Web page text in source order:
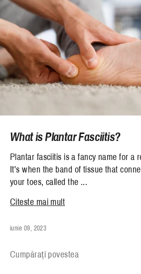
What is Plantar Fasciitis?
Plantar fasciitis is a fancy name for a
It's when the band of tissue that
your toes, called the ...
Citeste mai mult
iunie 09, 2023
Cumpărați povestea